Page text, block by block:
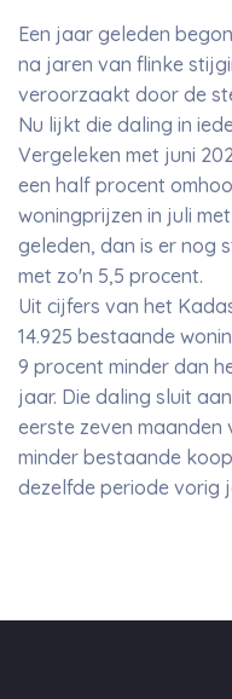
Een jaar geleden
na jaren van flinke
veroorzaakt door de
Nu lijkt die daling in
Vergeleken met juni
een half procent
woningprijzen in juli
geleden, dan is er nog
met zo'n 5,5 procent.
Uit cijfers van het
14.925 bestaande
9 procent minder dan
jaar. Die daling sluit
eerste zeven maanden
minder bestaande
dezelfde periode vorig